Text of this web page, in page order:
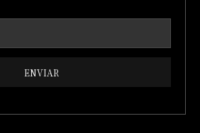
ENVIAR